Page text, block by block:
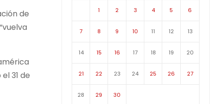
de
31 de
1 2 3 4 5 6
7 8 9 10 11 12 13
14 15 16 17 18 19 20
21 22 23 24 25 26 27
28 29 30